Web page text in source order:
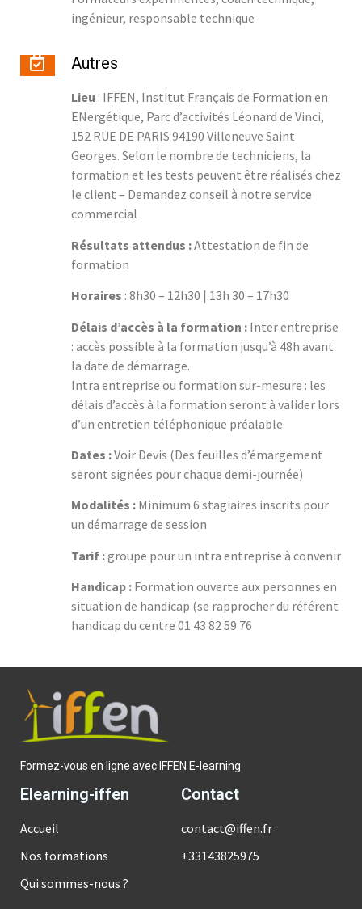
ingénieur, responsable technique
Autres
Lieu : IFFEN, Institut Français de Formation en
ENergétique, Parc d’activités Léonard de Vinci,
152 RUE DE PARIS 94190 Villeneuve Saint
Georges. Selon le nombre de techniciens, la
formation et les tests peuvent être réalisés chez
le client – Demandez conseil à notre service
commercial
Résultats attendus :Attestation de fin de
formation
Horaires : 8h30 – 12h30 | 13h 30 – 17h30
Délais d’accès à la formation :Inter entreprise
: accès possible à la formation jusqu’à 48h avant
la date de démarrage.
Intra entreprise ou formation sur-mesure : les
délais d’accès à la formation seront à valider lors
d’un entretien téléphonique préalable.
Dates :Voir Devis (Des feuilles d’émargement
seront signées pour chaque demi-journée)
Modalités :Minimum 6 stagiaires inscrits pour
un démarrage de session
Tarif :groupe pour un intra entreprise à convenir
Handicap :Formation ouverte aux personnes en
situation de handicap (se rapprocher du référent
handicap du centre 01 43 82 59 76
Formez-vous en ligne avec IFFEN E-learning
Elearning-iffen
Accueil
Nos formations
Qui sommes-nous ?
Contact
contact@iffen.fr
+33143825975